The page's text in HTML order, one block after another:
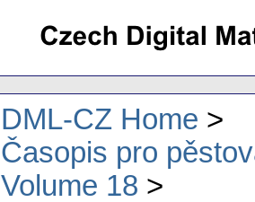
DML-CZ Home
Časopis pro
Volume 18